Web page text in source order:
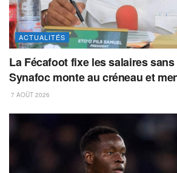
ACTUALITÉS
La Fécafoot fixe les salaires
Synafoc monte au créneau et
7 AOÛT 2026